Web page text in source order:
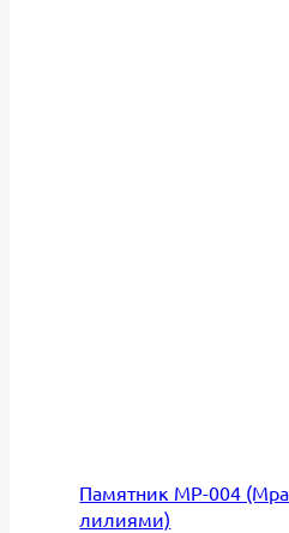
Памятник МР-004
лилиями)